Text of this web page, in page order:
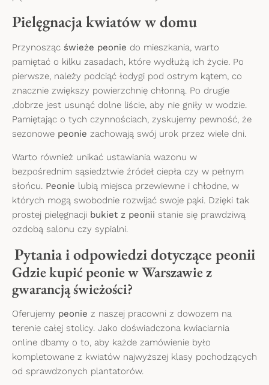
Pielęgnacja kwiatów w domu
Przynosząc świeże peonie do mieszkania, warto
pamiętać o kilku zasadach, które wydłużą ich życie. Po
pierwsze, należy podciąć łodygi pod ostrym kątem, co
znacznie zwiększy powierzchnię chłonną. Po drugie
,dobrze jest usunąć dolne liście, aby nie gniły w wodzie.
Pamiętając o tych czynnościach, zyskujemy pewność, że
sezonowe peonie zachowają swój urok przez wiele dni.
Warto również unikać ustawiania wazonu w
bezpośrednim sąsiedztwie źródeł ciepła czy w pełnym
słońcu. Peonie lubią miejsca przewiewne i chłodne, w
których mogą swobodnie rozwijać swoje pąki. Dzięki tak
prostej pielęgnacji bukiet z peonii stanie się prawdziwą
ozdobą salonu czy sypialni.
Pytania i odpowiedzi dotyczące peonii
Gdzie kupić peonie w Warszawie z
gwarancją świeżości?
Oferujemy peonie z naszej pracowni z dowozem na
terenie całej stolicy. Jako doświadczona kwiaciarnia
online dbamy o to, aby każde zamówienie było
kompletowane z kwiatów najwyższej klasy pochodzących
od sprawdzonych plantatorów.